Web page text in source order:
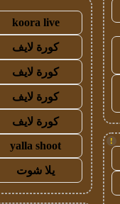
!
koora live
كورة لايف
كورة لايف
كورة لايف
كورة لايف
yalla shoot
يلا شوت